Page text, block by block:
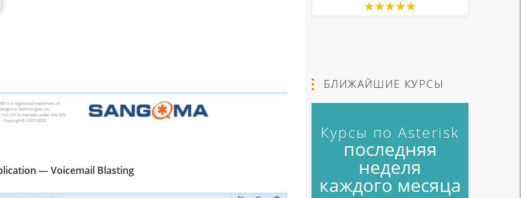
— Voicemail Blasting
БЛИЖАЙШИЕ КУРСЫ
Курсы по Asterisk
последняя
неделя
каждого месяца